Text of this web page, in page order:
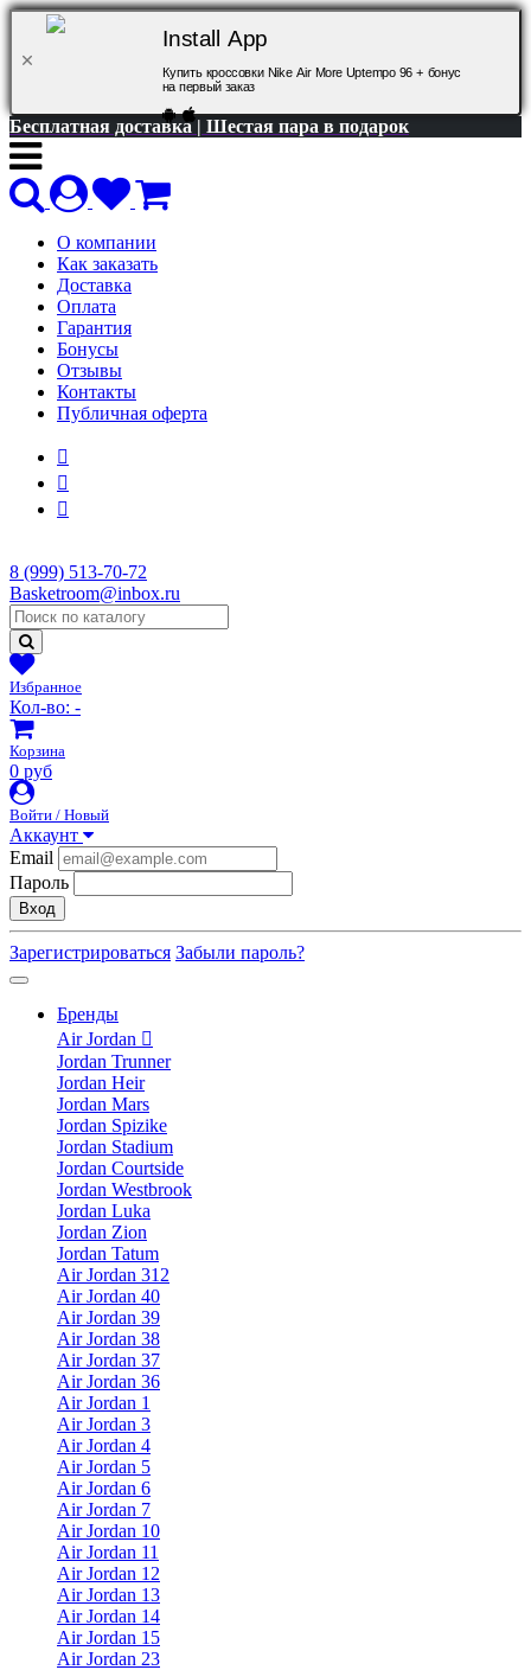
Install App
Купить кроссовки Nike Air More Uptempo 96 + бонус
на первый заказ
Бесплатная доставка | Шестая пара в подарок
О компании
Как заказать
Доставка
Оплата
Гарантия
Бонусы
Отзывы
Контакты
Публичная оферта
8 (999) 513-70-72
Basketroom@inbox.ru
Избранное
Кол-во: -
Корзина
0 руб
Войти / Новый
Аккаунт
Email
Пароль
Вход
Зарегистрироваться Забыли пароль?
Бренды
Air Jordan
Jordan Trunner
Jordan Heir
Jordan Mars
Jordan Spizike
Jordan Stadium
Jordan Courtside
Jordan Westbrook
Jordan Luka
Jordan Zion
Jordan Tatum
Air Jordan 312
Air Jordan 40
Air Jordan 39
Air Jordan 38
Air Jordan 37
Air Jordan 36
Air Jordan 1
Air Jordan 3
Air Jordan 4
Air Jordan 5
Air Jordan 6
Air Jordan 7
Air Jordan 10
Air Jordan 11
Air Jordan 12
Air Jordan 13
Air Jordan 14
Air Jordan 15
Air Jordan 23